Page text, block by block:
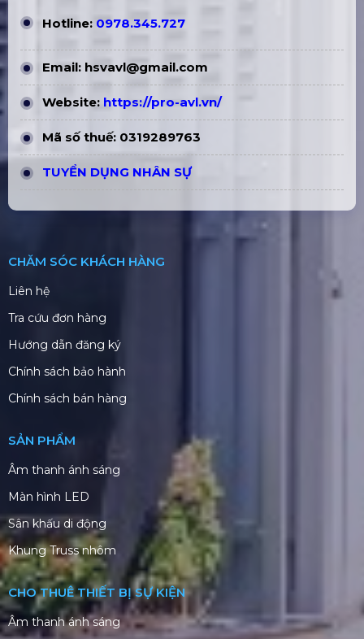
Hotline: 0978.345.727
Email: hsvavl@gmail.com
Website: https://pro-avl.vn/
Mã số thuế: 0319289763
TUYỂN DỤNG NHÂN SỰ
CHĂM SÓC KHÁCH HÀNG
Liên hệ
Tra cứu đơn hàng
Hướng dẫn đăng ký
Chính sách bảo hành
Chính sách bán hàng
SẢN PHẨM
Âm thanh ánh sáng
Màn hình LED
Sân khấu di động
Khung Truss nhôm
CHO THUÊ THIẾT BỊ SỰ KIỆN
Âm thanh ánh sáng